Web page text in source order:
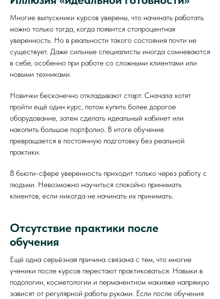
Многие выпускники курсов уверены, что начинать работать
можно только тогда, когда появится стопроцентная
уверенность. Но в реальности такого состояния почти не
существует. Даже сильные специалисты иногда сомневаются
в себе, особенно при работе со сложными клиентами или
новыми техниками.
Новички бесконечно откладывают старт. Сначала хотят
пройти ещё один курс, потом купить более дорогое
оборудование, затем сделать идеальный кабинет или
накопить большое портфолио. В итоге обучение
превращается в постоянную подготовку без реальной
практики.
В бьюти-сфере уверенность приходит только через работу с
людьми. Невозможно научиться спокойно принимать
клиентов, если никогда не начинать их принимать.
Отсутствие практики после
обучения
Ещё одна серьёзная причина связана с тем, что многие
ученики после курсов перестают практиковаться. Навыки в
подологии, косметологии и перманентном макияже напрямую
зависят от регулярной работы руками. Если после обучения